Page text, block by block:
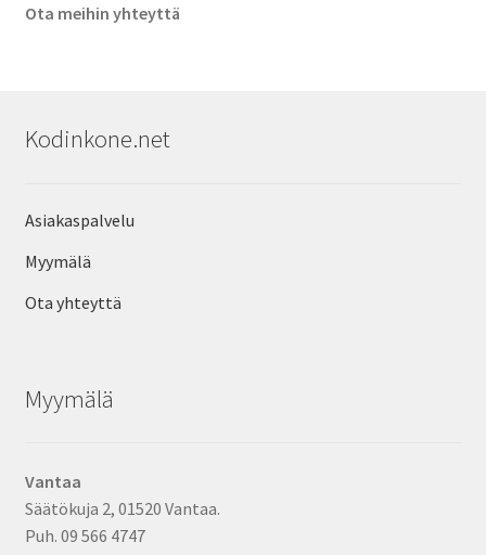
Ota meihin yhteyttä
Kodinkone.net
Asiakaspalvelu
Myymälä
Ota yhteyttä
Myymälä
Vantaa
Säätökuja 2, 01520 Vantaa.
Puh. 09 566 4747